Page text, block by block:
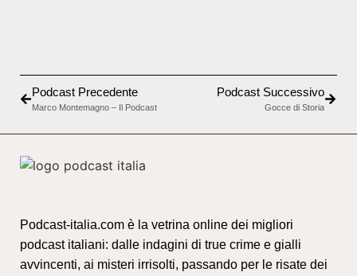
Podcast Precedente
Marco Montemagno – Il Podcast
Podcast Successivo
Gocce di Storia
Podcast-italia.com è la vetrina online dei migliori
podcast italiani: dalle indagini di true crime e gialli
avvincenti, ai misteri irrisolti, passando per le risate dei